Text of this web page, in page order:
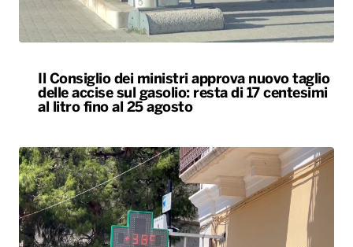
Il Consiglio dei ministri approva nuovo taglio
delle accise sul gasolio: resta di 17 centesimi
al litro fino al 25 agosto